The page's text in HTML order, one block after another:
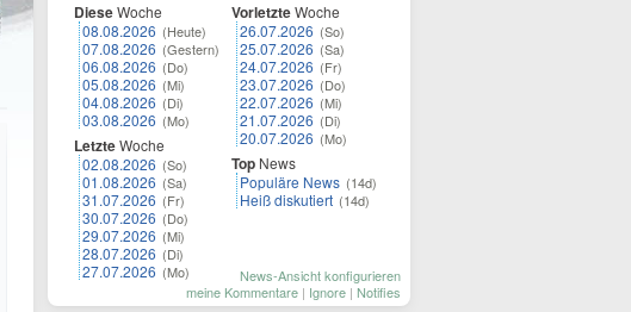
DieseWoche
08.08.2026 (Heute)
07.08.2026 (Gestern)
06.08.2026 (Do)
05.08.2026 (Mi)
04.08.2026 (Di)
03.08.2026 (Mo)
LetzteWoche
02.08.2026 (So)
01.08.2026 (Sa)
31.07.2026 (Fr)
30.07.2026 (Do)
29.07.2026 (Mi)
28.07.2026 (Di)
27.07.2026 (Mo)
VorletzteWoche
26.07.2026 (So)
25.07.2026 (Sa)
24.07.2026 (Fr)
23.07.2026 (Do)
22.07.2026 (Mi)
21.07.2026 (Di)
20.07.2026 (Mo)
Top News
Populäre News (14d)
Heiß diskutiert (14d)
News-Ansicht konfigurieren
meine Kommentare | Ignore | Notifies